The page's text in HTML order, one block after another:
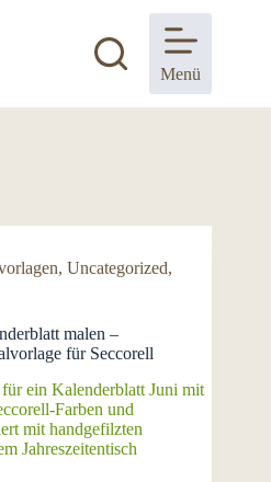
Menü
, Uncategorized,
malen –
für Seccorell